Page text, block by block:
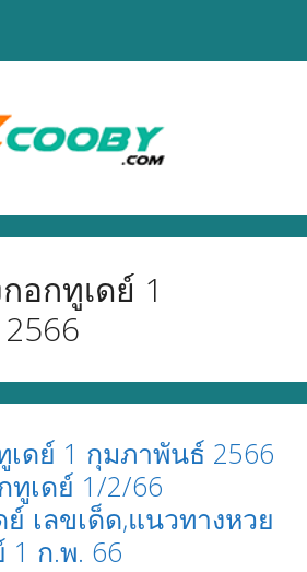
อกทูเดย์ 1
เดย์ 1 กุมภาพันธ์ 2566
ทูเดย์ 1/2/66
เลขเด็ด,แนวทางหวย
1 ก.พ. 66